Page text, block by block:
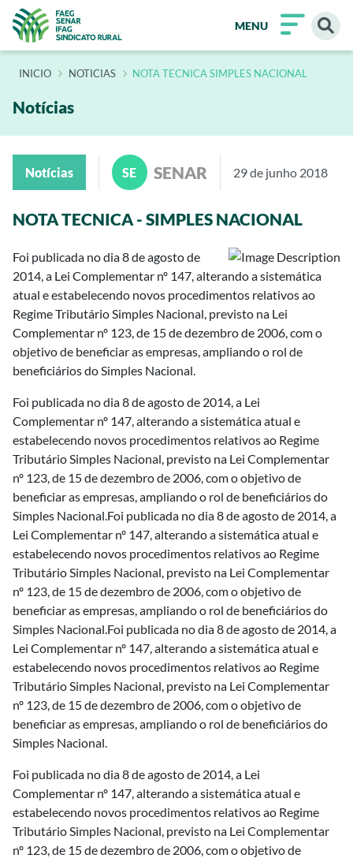
MENU
INÍCIO NOTICIAS NOTA TECNICA SIMPLES NACIONAL
Notícias
Notícias SE SENAR 29 de junho 2018
NOTA TECNICA - SIMPLES NACIONAL
Foi publicada no dia 8 de agosto de
2014, a Lei Complementar nº 147, alterando a sistemática
atual e estabelecendo novos procedimentos relativos ao
Regime Tributário Simples Nacional, previsto na Lei
Complementar nº 123, de 15 de dezembro de 2006, com o
objetivo de beneficiar as empresas, ampliando o rol de
beneficiários do Simples Nacional.
Foi publicada no dia 8 de agosto de 2014, a Lei
Complementar nº 147, alterando a sistemática atual e
estabelecendo novos procedimentos relativos ao Regime
Tributário Simples Nacional, previsto na Lei Complementar
nº 123, de 15 de dezembro de 2006, com o objetivo de
beneficiar as empresas, ampliando o rol de beneficiários do
Simples Nacional.Foi publicada no dia 8 de agosto de 2014, a
Lei Complementar nº 147, alterando a sistemática atual e
estabelecendo novos procedimentos relativos ao Regime
Tributário Simples Nacional, previsto na Lei Complementar
nº 123, de 15 de dezembro de 2006, com o objetivo de
beneficiar as empresas, ampliando o rol de beneficiários do
Simples Nacional.Foi publicada no dia 8 de agosto de 2014, a
Lei Complementar nº 147, alterando a sistemática atual e
estabelecendo novos procedimentos relativos ao Regime
Tributário Simples Nacional, previsto na Lei Complementar
nº 123, de 15 de dezembro de 2006, com o objetivo de
beneficiar as empresas, ampliando o rol de beneficiários do
Simples Nacional.
Foi publicada no dia 8 de agosto de 2014, a Lei
Complementar nº 147, alterando a sistemática atual e
estabelecendo novos procedimentos relativos ao Regime
Tributário Simples Nacional, previsto na Lei Complementar
nº 123, de 15 de dezembro de 2006, com o objetivo de